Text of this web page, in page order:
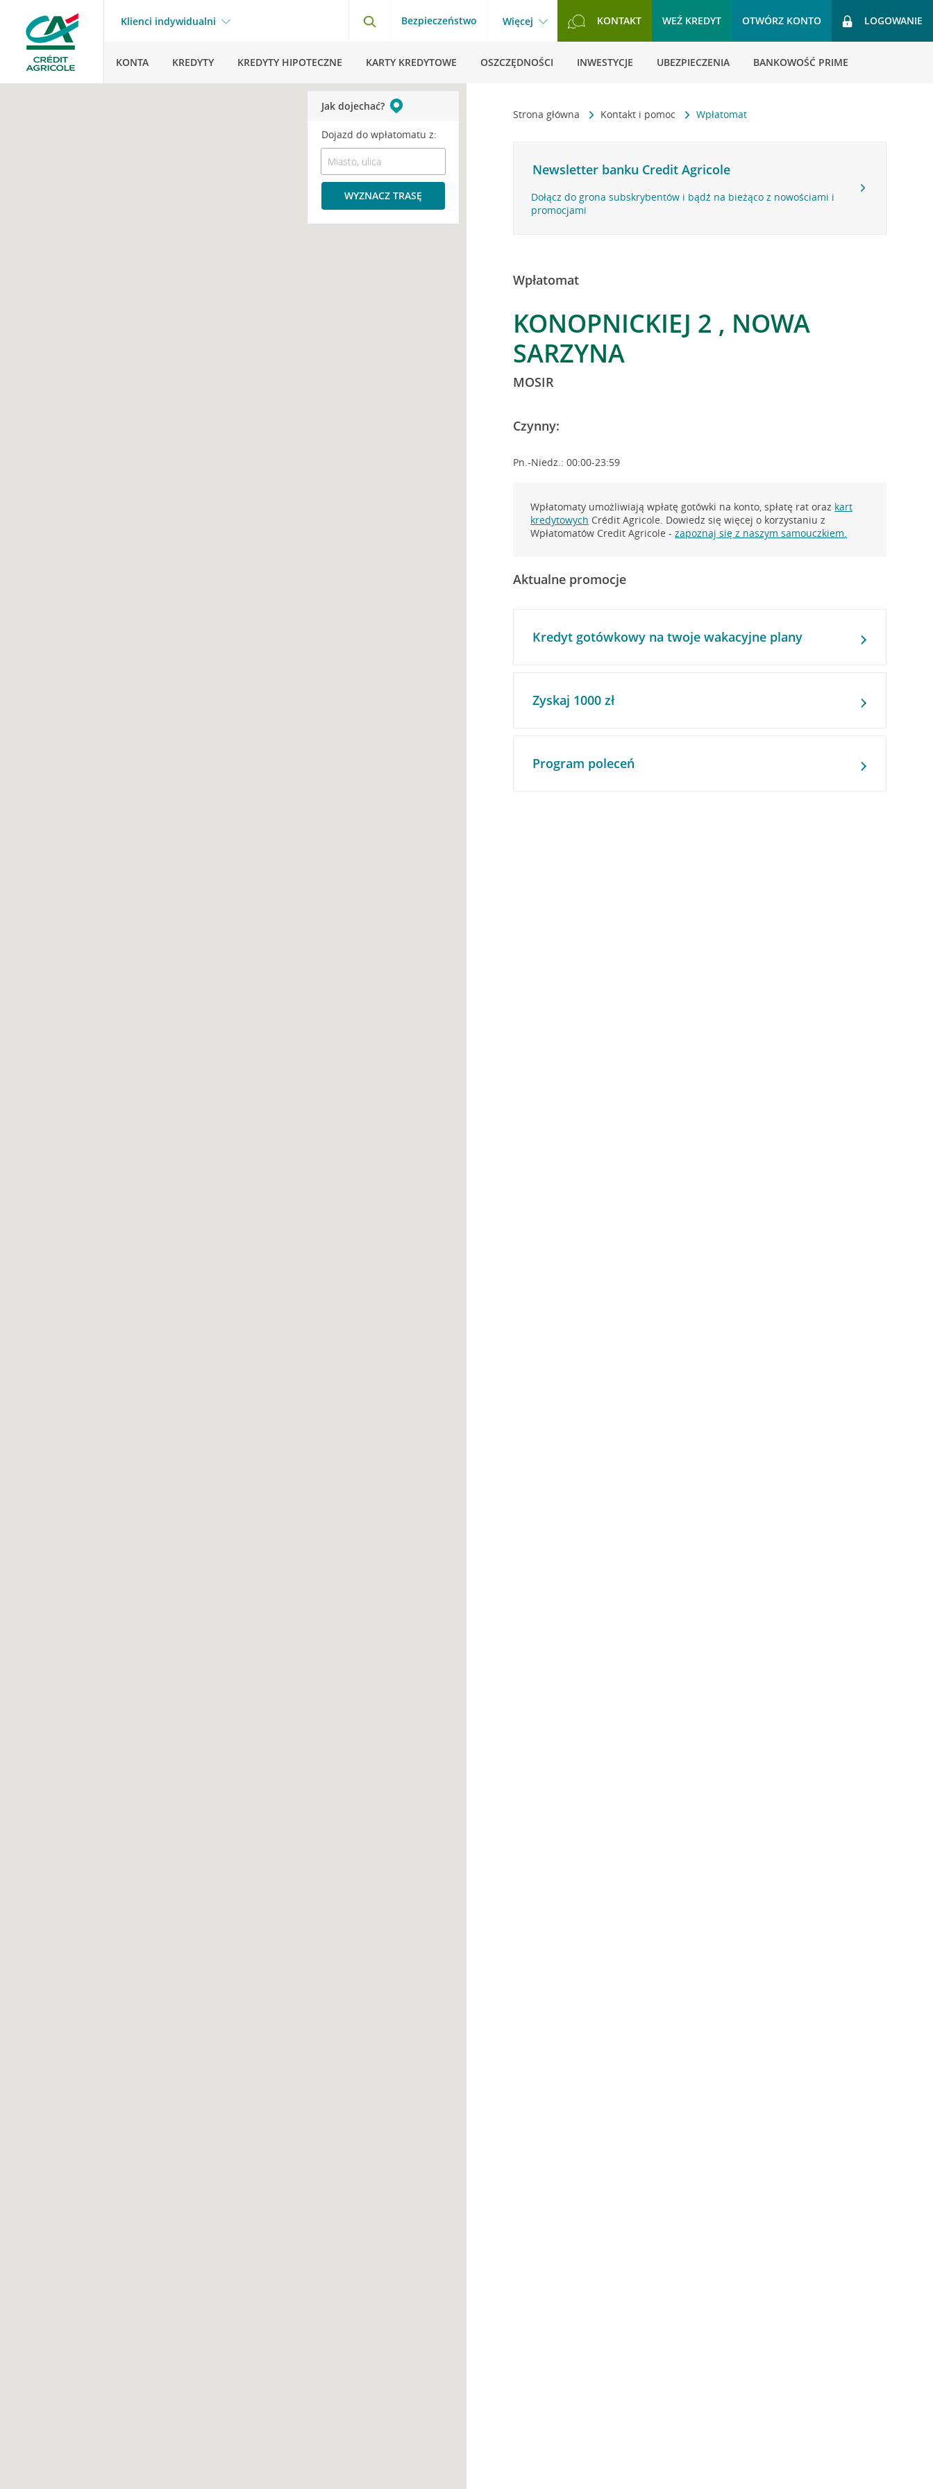
Klienci indywidualni Bezpieczeństwo Więcej KONTAKT WEŹ KREDYT OTWÓRZ KONTO LOGOWANIE
KONTA KREDYTY KREDYTY HIPOTECZNE KARTY KREDYTOWE OSZCZĘDNOŚCI INWESTYCJE UBEZPIECZENIA BANKOWOŚĆ PRIME
Strona główna Kontakt i pomoc Wpłatomat
Newsletter banku Credit Agricole
Dołącz do grona subskrybentów i bądź na bieżąco z nowościami i
promocjami
Wpłatomat
KONOPNICKIEJ 2 , NOWA
SARZYNA
MOSIR
Czynny:
Pn.-Niedz.: 00:00-23:59
Wpłatomaty umożliwiają wpłatę gotówki na konto, spłatę rat oraz kart
kredytowych Crédit Agricole. Dowiedz się więcej o korzystaniu z
Wpłatomatów Credit Agricole -zapoznaj się z naszym samouczkiem.
Aktualne promocje
Kredyt gotówkowy na twoje wakacyjne plany
Zyskaj 1000 zł
Program poleceń
Jak dojechać?
Dojazd do wpłatomatu z:
WYZNACZ TRASĘ